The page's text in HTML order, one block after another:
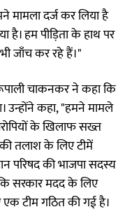
दर्ज कर लिया है
है। हम पीड़िता के हाथ पर
जाँच कर रहे हैं।"
चाकनकर ने कहा कि
उन्होंने कहा, "हमने मामले
के खिलाफ सख्त
तलाश के लिए टीमें
परिषद की भाजपा सदस्य
सरकार मदद के लिए
एक टीम गठित की गई है।